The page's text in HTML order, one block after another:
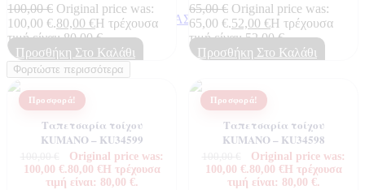
ΣΧΕΤΙΚΑ ΜΕ ΕΜΑΣ
Τεχνογνωσια
100,00€ Original price was:
100,00 €.80,00 €Η τρέχουσα
τιμή είναι: 80,00 €.
Προσθήκη Στο Καλάθι
65,00€ Original price was:
65,00 €.52,00 €Η τρέχουσα
τιμή είναι: 52,00 €.
Προσθήκη Στο Καλάθι
Φορτώστε περισσότερα
Προσφορά!
Ταπετσαρία τοίχου
KUMANO – KU34599
Original price was:
100,00 €.80,00 €Η τρέχουσα
τιμή είναι: 80,00 €.
Προσφορά!
Ταπετσαρία τοίχου
KUMANO – KU34598
Original price was:
100,00 €.80,00 €Η τρέχουσα
τιμή είναι: 80,00 €.